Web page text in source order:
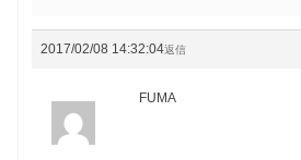
2017/02/08 14:32:04返信
FUMA